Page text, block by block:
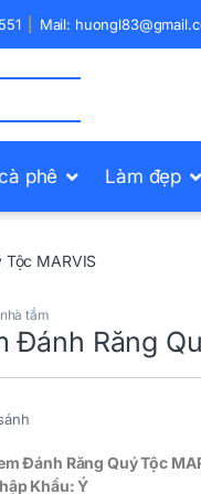
Mail:
phê Làm đẹp
Tộc MARVIS
tắm
Đánh Răng
Đánh Răng Quý Tộc
Khẩu: Ý